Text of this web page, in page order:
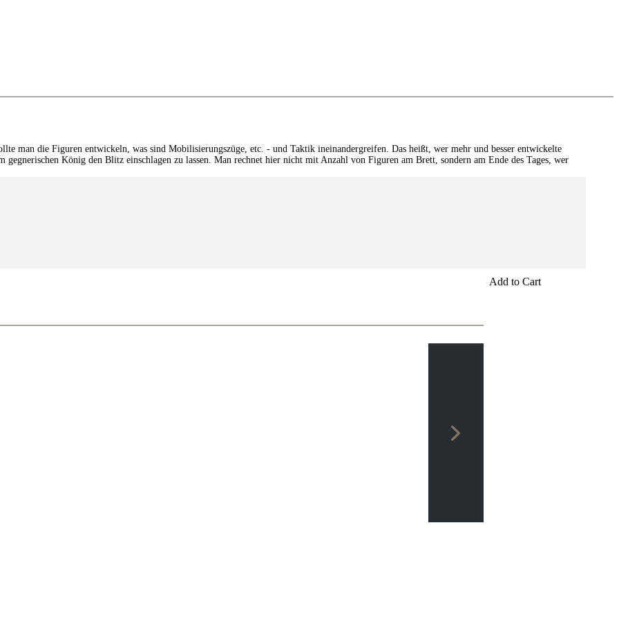
man die Figuren entwickeln, was sind Mobilisierungszüge, etc. - und Taktik ineinandergreifen. Das heißt, wer mehr und besser entwickelte
König den Blitz einschlagen zu lassen. Man rechnet hier nicht mit Anzahl von Figuren am Brett, sondern am Ende des Tages, wer
Add to Cart